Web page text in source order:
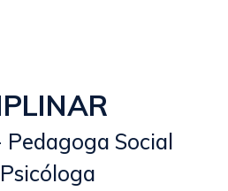
Pedagoga Social